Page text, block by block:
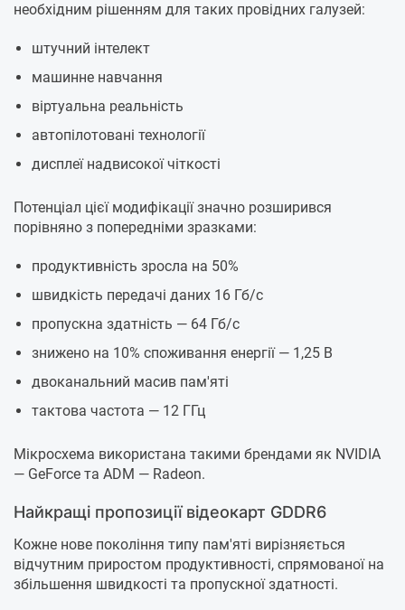
необхідним рішенням для таких провідних галузей:
штучний інтелект
машинне навчання
віртуальна реальність
автопілотовані технології
дисплеї надвисокої чіткості
Потенціал цієї модифікації значно розширився
порівняно з попередніми зразками:
продуктивність зросла на 50%
швидкість передачі даних 16 Гб/с
пропускна здатність — 64 Гб/с
знижено на 10% споживання енергії — 1,25 В
двоканальний масив пам'яті
тактова частота — 12 ГГц
Мікросхема використана такими брендами як NVIDIA
— GeForce та ADM — Radeon.
Найкращі пропозиції відеокарт GDDR6
Кожне нове покоління типу пам'яті вирізняється
відчутним приростом продуктивності, спрямованої на
збільшення швидкості та пропускної здатності.